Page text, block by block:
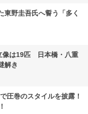
東野圭吾氏へ誓う「多く
像は19匹 日本橋・八重
解き
圧巻のスタイルを披露！